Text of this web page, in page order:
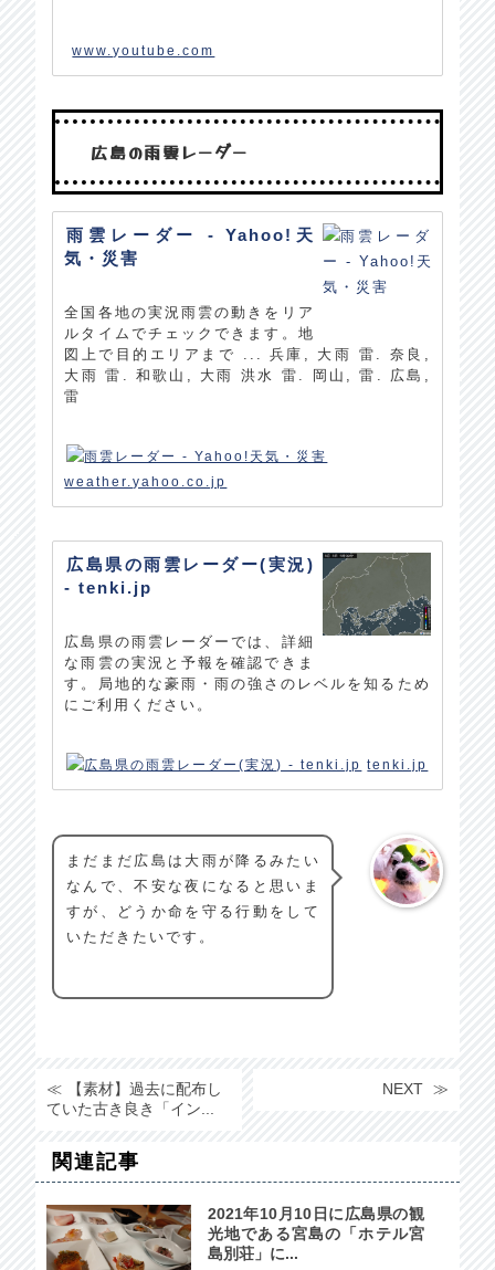
www.youtube.com
広島の雨雲レーダー
雨雲レーダー - Yahoo!天
気・災害
全国各地の実況雨雲の動きをリア
ルタイムでチェックできます。地
図上で目的エリアまで ... 兵庫, 大雨 雷. 奈良,
大雨 雷. 和歌山, 大雨 洪水 雷. 岡山, 雷. 広島,
雷
weather.yahoo.co.jp
広島県の雨雲レーダー(実況)
- tenki.jp
広島県の雨雲レーダーでは、詳細
な雨雲の実況と予報を確認できま
す。局地的な豪雨・雨の強さのレベルを知るため
にご利用ください。
tenki.jp
まだまだ広島は大雨が降るみたい
なんで、不安な夜になると思いま
すが、どうか命を守る行動をして
いただきたいです。
【素材】過去に配布し
ていた古き良き「イン...
NEXT
関連記事
2021年10月10日に広島県の観
光地である宮島の「ホテル宮
島別荘」に...